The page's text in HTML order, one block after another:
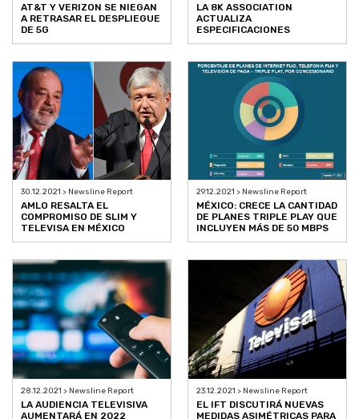
AT&T Y VERIZON SE NIEGAN
A RETRASAR EL DESPLIEGUE
DE 5G
LA 8K ASSOCIATION
ACTUALIZA
ESPECIFICACIONES
30.12.2021 > Newsline Report
AMLO RESALTA EL
COMPROMISO DE SLIM Y
TELEVISA EN MÉXICO
29.12.2021 > Newsline Report
MÉXICO: CRECE LA CANTIDAD
DE PLANES TRIPLE PLAY QUE
INCLUYEN MÁS DE 50 MBPS
28.12.2021 > Newsline Report
LA AUDIENCIA TELEVISIVA
AUMENTARÁ EN 2022
23.12.2021 > Newsline Report
EL IFT DISCUTIRÁ NUEVAS
MEDIDAS ASIMÉTRICAS PARA